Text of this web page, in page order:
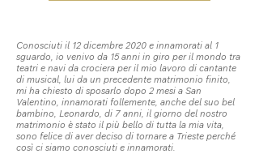
Conosciuti il 12 dicembre 2020 e innamorati al 1
sguardo, io venivo da 15 anni in giro per il mondo tra
teatri e navi da crociera per il mio lavoro di cantante
di musical, lui da un precedente matrimonio finito,
mi ha chiesto di sposarlo dopo 2 mesi a San
Valentino, innamorati follemente, anche del suo bel
bambino, Leonardo, di 7 anni, il giorno del nostro
matrimonio è stato il più bello di tutta la mia vita,
sono felice di aver deciso di tornare a Trieste perché
così ci siamo conosciuti e innamorati.